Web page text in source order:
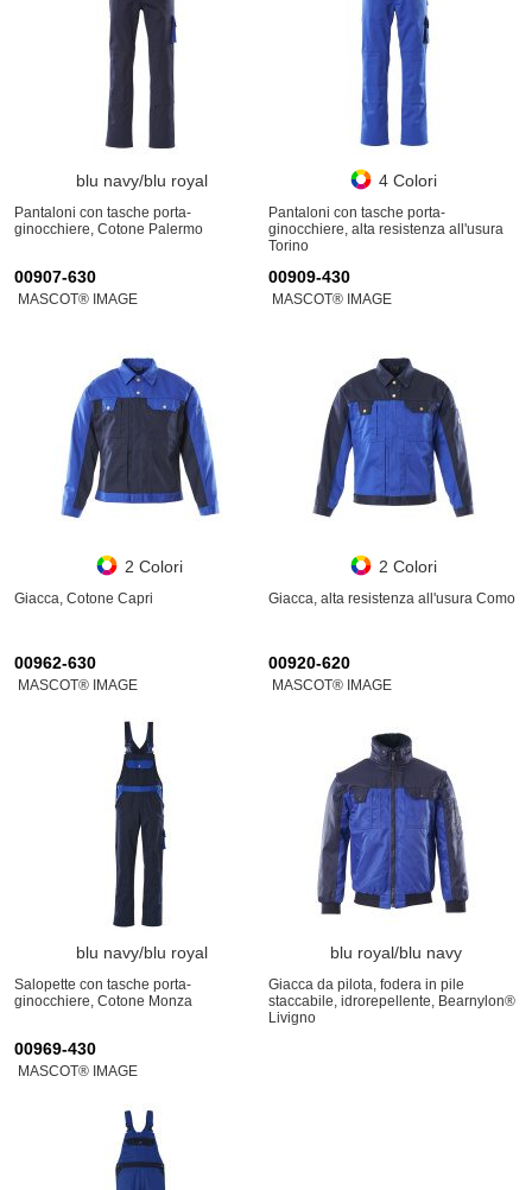
blu navy/blu royal
Pantaloni con tasche porta-
ginocchiere, Cotone Palermo
4 Colori
Pantaloni con tasche porta-
ginocchiere, alta resistenza all'usura
Torino
00907-630
MASCOT® IMAGE
2 Colori
Giacca, Cotone Capri
00909-430
MASCOT® IMAGE
2 Colori
Giacca, alta resistenza all'usura Como
00962-630
MASCOT® IMAGE
blu navy/blu royal
Salopette con tasche porta-
ginocchiere, Cotone Monza
00920-620
MASCOT® IMAGE
blu royal/blu navy
Giacca da pilota, fodera in pile
staccabile, idrorepellente, Bearnylon®
Livigno
00969-430
MASCOT® IMAGE